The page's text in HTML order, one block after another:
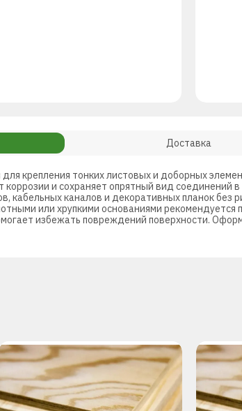
Доставка
крепления тонких листовых и доборных
и сохраняет опрятный вид
кабельных каналов и декоративных планок
или хрупкими основаниями
избежать повреждений поверхности.